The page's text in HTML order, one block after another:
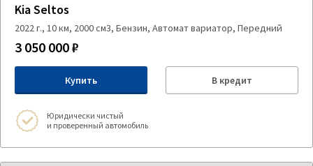
Kia Seltos
2022 г., 10 км, 2000 см3, Бензин, Автомат вариатор, Передний
3 050 000 ₽
Купить В кредит
Юридически чистый
и проверенный автомобиль